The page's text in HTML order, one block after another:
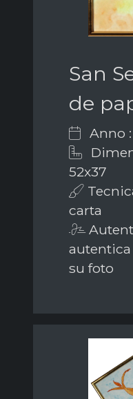
San
de
Anno :
52x37
carta
su foto